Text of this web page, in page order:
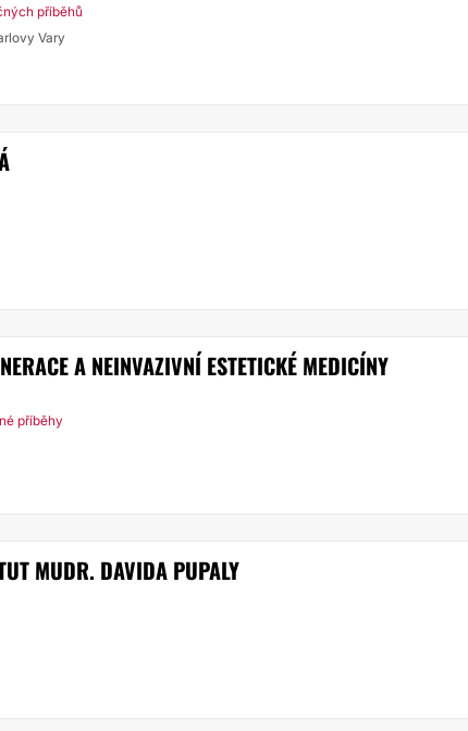
příběhů
Vary
A NEINVAZIVNÍ ESTETICKÉ MEDICÍNY
příběhy
MUDR. DAVIDA PUPALY